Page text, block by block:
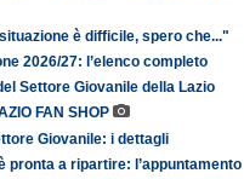
è difficile, spero che..."
2026/27: l’elenco completo
Settore Giovanile della Lazio
FAN SHOP
Giovanile: i dettagli
pronta a ripartire: l’appuntamento